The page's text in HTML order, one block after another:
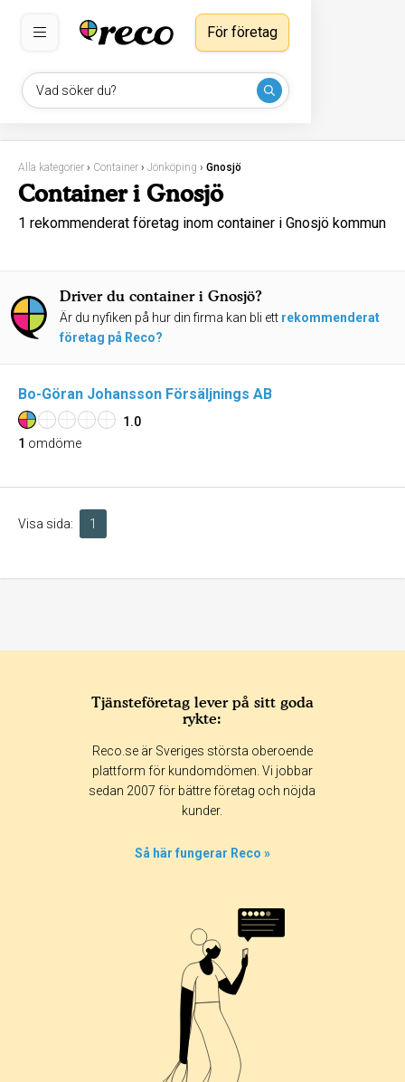
Vad söker du?
För företag
Alla kategorier › Container › Jönköping › Gnosjö
Container i Gnosjö
1 rekommenderat företag inom container i Gnosjö kommun
Driver du container i Gnosjö?
Är du nyfiken på hur din firma kan bli ett rekommenderat
företag på Reco?
Bo-Göran Johansson Försäljnings AB
1.0
1 omdöme
Visa sida: 1
Tjänsteföretag lever på sitt goda
rykte:
Reco.se är Sveriges största oberoende
plattform för kundomdömen. Vi jobbar
sedan 2007 för bättre företag och nöjda
kunder.
Så här fungerar Reco »